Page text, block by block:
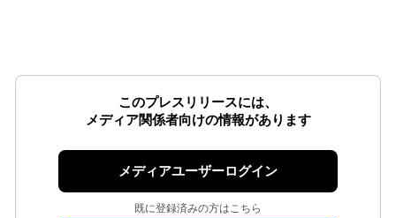
このプレスリリースには、
メディア関係者向けの情報があります
メディアユーザーログイン
既に登録済みの方はこちら